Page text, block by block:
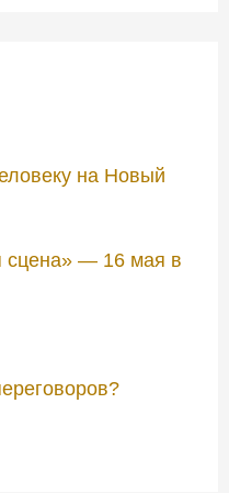
на Новый
сцена» — 16 мая в